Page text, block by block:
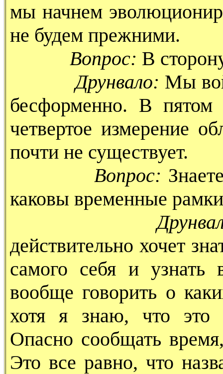
мы начнем
не будем прежними.
Вопрос: В
Друнвало: Мы
бесформенно. В
четвертое измерение
почти не существует.
Вопрос:
каковы временные
действительно хочет
самого себя и
вообще говорить о
хотя я знаю, что это
Опасно сообщать
Это все равно, что